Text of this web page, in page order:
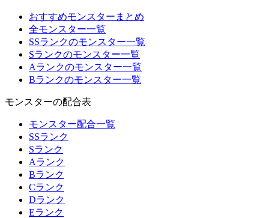
おすすめモンスターまとめ
全モンスター一覧
SSランクのモンスター一覧
Sランクのモンスター一覧
Aランクのモンスター一覧
Bランクのモンスター一覧
モンスターの配合表
モンスター配合一覧
SSランク
Sランク
Aランク
Bランク
Cランク
Dランク
Eランク